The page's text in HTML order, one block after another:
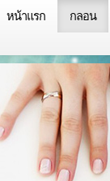
หน้าแรก กลอน